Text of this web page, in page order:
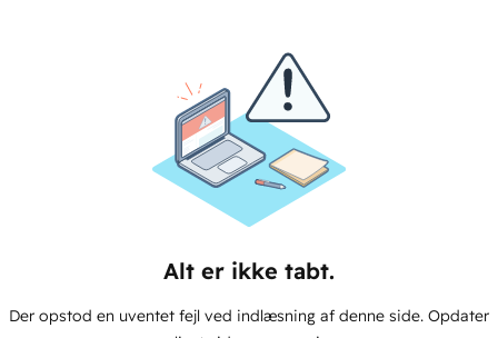
Alt er ikke tabt.
Der opstod en uventet fejl ved indlæsning af denne side. Opdater